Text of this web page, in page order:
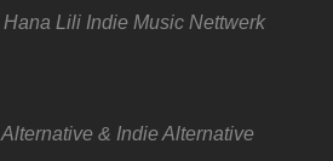
Hana Lili Indie Music Nettwerk
Alternative & IndieAlternative